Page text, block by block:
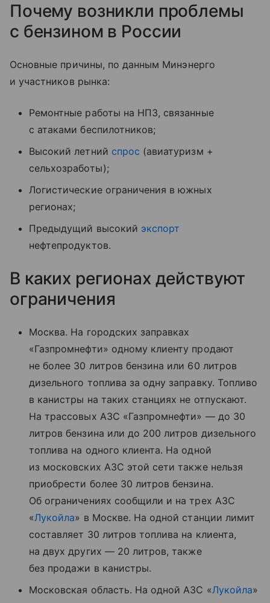
Почему возникли проблемы
с бензином в России
Основные причины, по данным Минэнерго
и участников рынка:
Ремонтные работы на НПЗ, связанные
с атаками беспилотников;
Высокий летний спрос (авиатуризм +
сельхозработы);
Логистические ограничения в южных
регионах;
Предыдущий высокий экспорт
нефтепродуктов.
В каких регионах действуют
ограничения
Москва. На городских заправках
«Газпромнефти» одному клиенту продают
не более 30 литров бензина или 60 литров
дизельного топлива за одну заправку. Топливо
в канистры на таких станциях не отпускают.
На трассовых АЗС «Газпромнефти» — до 30
литров бензина или до 200 литров дизельного
топлива на одного клиента. На одной
из московских АЗС этой сети также нельзя
приобрести более 30 литров бензина.
Об ограничениях сообщили и на трех АЗС
«Лукойла» в Москве. На одной станции лимит
составляет 30 литров топлива на клиента,
на двух других — 20 литров, также
без продажи в канистры.
Московская область. На одной АЗС «Лукойла»